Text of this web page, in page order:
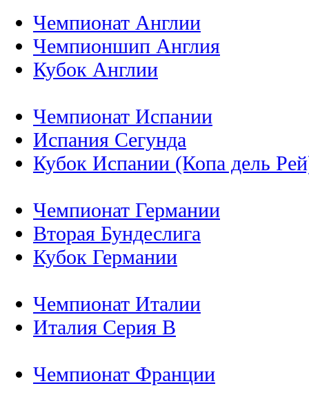
Чемпионат Англии
Чемпионшип Англия
Кубок Англии
Чемпионат Испании
Испания Сегунда
Кубок Испании (Копа дель
Чемпионат Германии
Вторая Бундеслига
Кубок Германии
Чемпионат Италии
Италия Серия B
Чемпионат Франции